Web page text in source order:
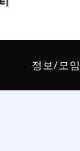
정보/모임